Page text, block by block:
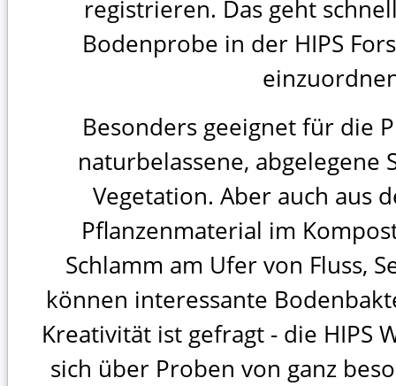
registrieren. Das geht
Bodenprobe in der HIPS
Besonders geeignet für die
naturbelassene, abgelegene
Vegetation. Aber auch aus
Pflanzenmaterial im
Schlamm am Ufer von Fluss,
können interessante
Kreativität ist gefragt - die HIPS
sich über Proben von ganz